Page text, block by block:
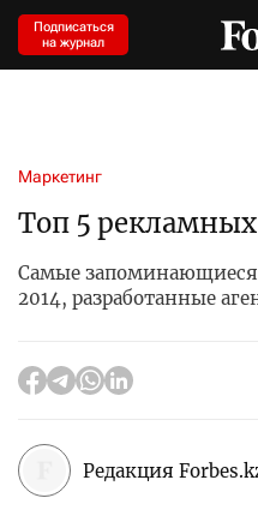
Подписаться
на журнал
Маркетинг
Топ 5
Самые
2014, разработанные
Редакция